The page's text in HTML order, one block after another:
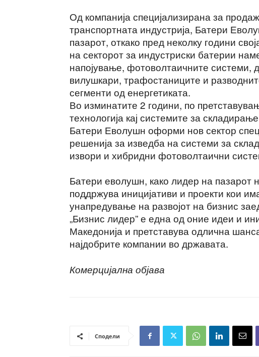
Од компанија специјализирана за
транспортната индустрија, Батери
пазарот, откако пред неколку години
на секторот за индустриски батерии
напојување, фотоволтаичните системи,
вилушкари, трафостаниците и
сегменти од енергетиката.
Во изминатите 2 години, по
технологија кај системите за
Батери Еволушн оформи нов сектор
решенија за изведба на системи за
извори и хибридни фотоволтаични
Батери еволушн, како лидер на пазарот
поддржува иницијативи и проекти кои
унапредување на развојот на бизнис
„Бизнис лидер” е една од оние идеи и
Македонија и претставува одлична
најдобрите компании во државата.
Комерцијална објава
Сподели